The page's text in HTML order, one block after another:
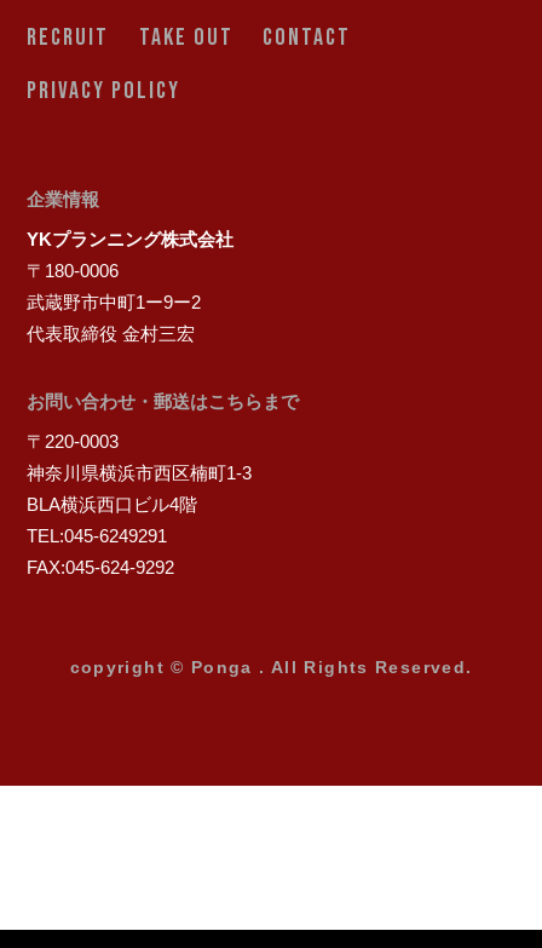
RECRUIT
TAKE OUT
CONTACT
PRIVACY POLICY
企業情報
YKプランニング株式会社
〒180-0006
武蔵野市中町1ー9ー2
代表取締役 金村三宏
お問い合わせ・郵送はこちらまで
〒220-0003
神奈川県横浜市西区楠町1-3
BLA横浜西口ビル4階
TEL:045-6249291
FAX:045-624-9292
copyright © Ponga . All Rights Reserved.